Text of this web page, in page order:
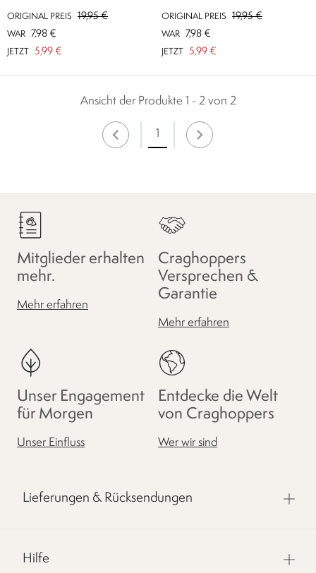
ORIGINAL PREIS 19,95 €
WAR 7,98 €
JETZT 5,99 €
ORIGINAL PREIS 19,95 €
WAR 7,98 €
JETZT 5,99 €
Ansicht der Produkte 1 - 2 von 2
1
Mitglieder erhalten
mehr.
Mehr erfahren
Craghoppers
Versprechen &
Garantie
Mehr erfahren
Unser Engagement
für Morgen
Unser Einfluss
Entdecke die Welt
von Craghoppers
Wer wir sind
Lieferungen & Rücksendungen
Hilfe